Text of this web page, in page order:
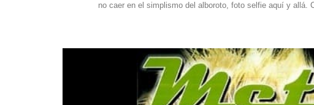
no caer en el simplismo del alboroto, foto selfie aquí y allá.